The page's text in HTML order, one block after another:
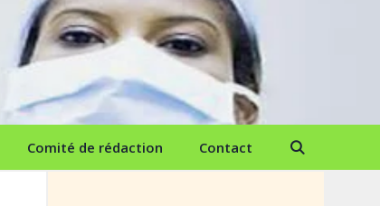
Comité de rédaction Contact